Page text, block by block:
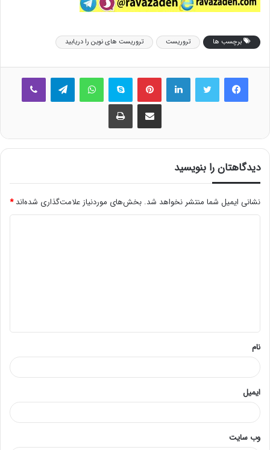
برچسب ها تروریست تروریست ‌های نوین را دریابید
فیس بوک لینکدین ‫پین‌ترست اسکایپ واتس آپ
اشتراک گذاری از طریق ایمیل چاپ
دیدگاهتان را بنویسید
نشانی ایمیل شما منتشر نخواهد شد. بخش‌های موردنیاز علامت‌گذاری شده‌اند*
*
نام
ایمیل
وب‌ سایت